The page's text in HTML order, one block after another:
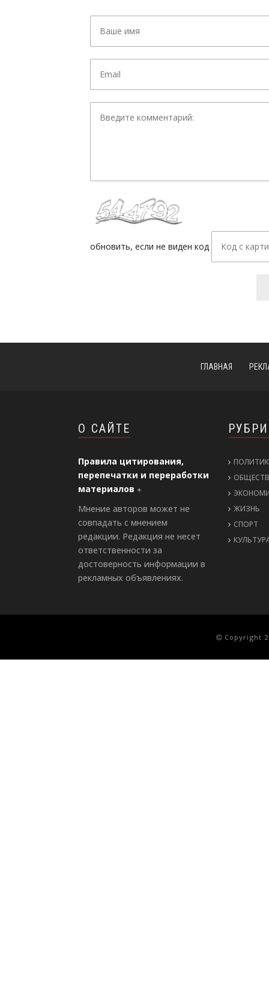
обновить, если не виден код
ГЛАВНАЯ
О САЙТЕ
Правила цитирования,
перепечатки и переработки
материалов
Мнение авторов может не
совпадать с мнением
редакции. Редакция не несет
ответственности за
достоверность информации в
рекламных объявлениях.
ЖИЗНЬ
СПОРТ
Copyright